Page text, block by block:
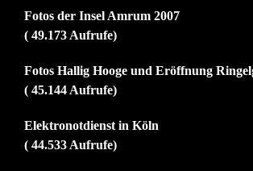
Fotos der Insel Amrum 2007
( 49.173 Aufrufe)
Fotos Hallig Hooge und Eröffnung
( 45.144 Aufrufe)
Elektronotdienst in Köln
( 44.533 Aufrufe)